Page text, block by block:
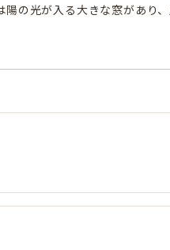
の光が入る大きな窓があり